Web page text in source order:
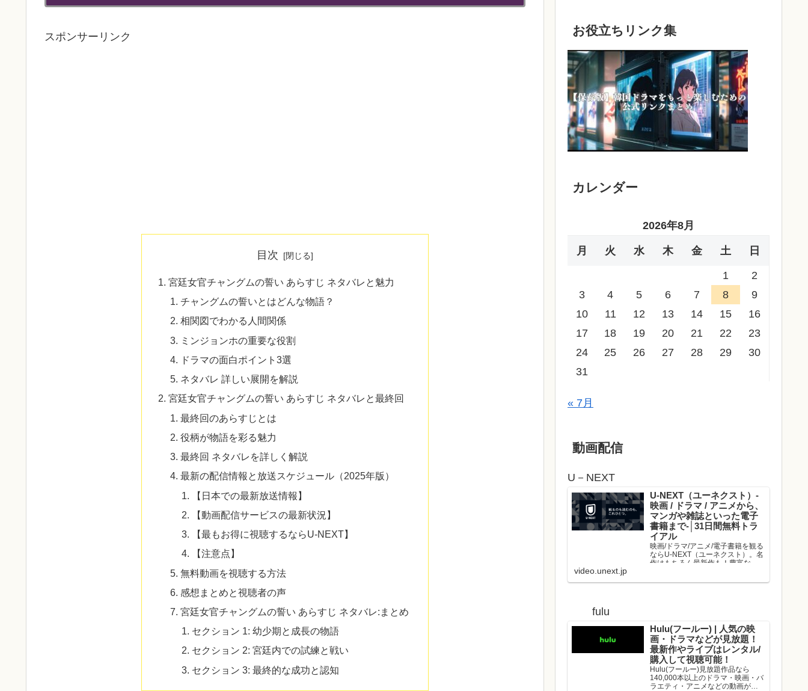
スポンサーリンク
目次
宮廷女官チャングムの誓い あらすじ ネタバレと魅力
チャングムの誓いとはどんな物語？
相関図でわかる人間関係
ミンジョンホの重要な役割
ドラマの面白ポイント3選
ネタバレ 詳しい展開を解説
宮廷女官チャングムの誓い あらすじ ネタバレと最終回
最終回のあらすじとは
役柄が物語を彩る魅力
最終回 ネタバレを詳しく解説
最新の配信情報と放送スケジュール（2025年版）
【日本での最新放送情報】
【動画配信サービスの最新状況】
【最もお得に視聴するならU-NEXT】
【注意点】
無料動画を視聴する方法
感想まとめと視聴者の声
宮廷女官チャングムの誓い あらすじ ネタバレ:まとめ
セクション 1: 幼少期と成長の物語
セクション 2: 宮廷内での試練と戦い
セクション 3: 最終的な成功と認知
お役立ちリンク集
カレンダー
2026年8月
月 火 水 木 金 土 日
1
2
3
4 5 6 7 8
9
10
11 12 13 14 15
16
17
18 19 20 21 22
23
24
25 26 27 28 29
30
31
« 7月
動画配信
U－NEXT
U-NEXT（ユーネクスト）-
映画 / ドラマ / アニメから、
マンガや雑誌といった電子
書籍まで-│31日間無料トラ
イアル
映画/ドラマ/アニメ/電子書籍を観る
ならU-NEXT（ユーネクスト）。名
作はもちろん最新作も！豊富な作
video.unext.jp
fulu
Hulu(フールー) | 人気の映
画・ドラマなどが見放題！
最新作やライブはレンタル/
購入して視聴可能！
Hulu(フールー)見放題作品なら
140,000本以上のドラマ・映画・バ
ラエティ・アニメなどの動画が、